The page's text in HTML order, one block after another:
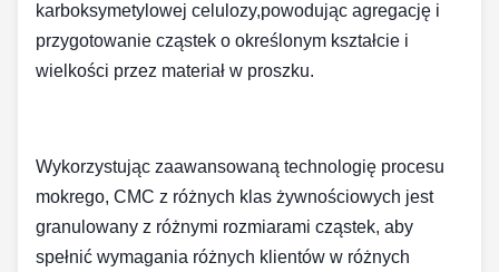
karboksymetylowej celulozy,powodując agregację i
przygotowanie cząstek o określonym kształcie i
wielkości przez materiał w proszku.
Wykorzystując zaawansowaną technologię procesu
mokrego, CMC z różnych klas żywnościowych jest
granulowany z różnymi rozmiarami cząstek, aby
spełnić wymagania różnych klientów w różnych